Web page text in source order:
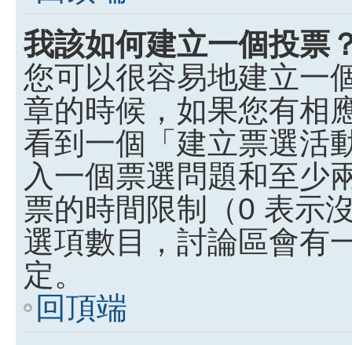
我該如何建立一個投票
您可以很容易地建立一
章的時候，如果您有相
看到一個「建立票選活
入一個票選問題和至少
票的時間限制（0 表示
選項數目，討論區會有
定。
回頂端